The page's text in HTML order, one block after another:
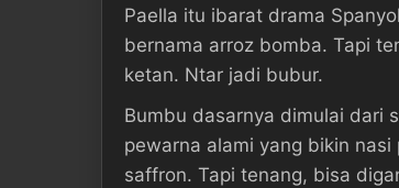
Paella itu ibarat drama
bernama arroz bomba. Tapi
ketan. Ntar jadi bubur.
Bumbu dasarnya dimulai dari
pewarna alami yang bikin
saffron. Tapi tenang, bisa